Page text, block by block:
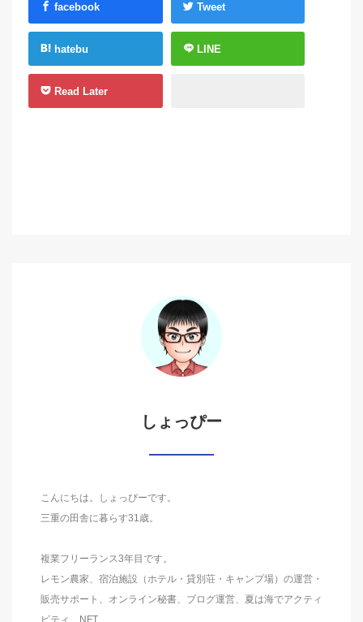
facebook Tweet
hatebu LINE
Read Later
しょっぴー
こんにちは。しょっぴーです。
三重の田舎に暮らす31歳。
複業フリーランス3年目です。
レモン農家、宿泊施設（ホテル・貸別荘・キャンプ場）の運営・
販売サポート、オンライン秘書、ブログ運営、夏は海でアクティ
ビティ、NFT